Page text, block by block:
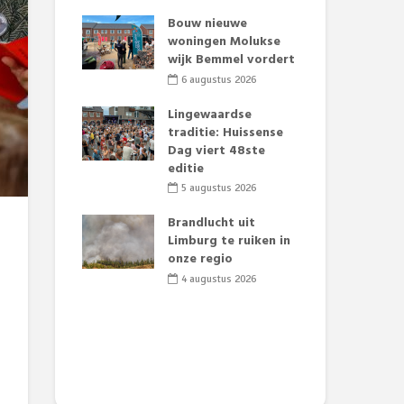
gezicht
events!
op
Bouw nieuwe
woningen Molukse
wijk Bemmel vordert
6 augustus 2026
Lingewaardse
traditie: Huissense
Dag viert 48ste
editie
5 augustus 2026
Brandlucht uit
Limburg te ruiken in
onze regio
4 augustus 2026